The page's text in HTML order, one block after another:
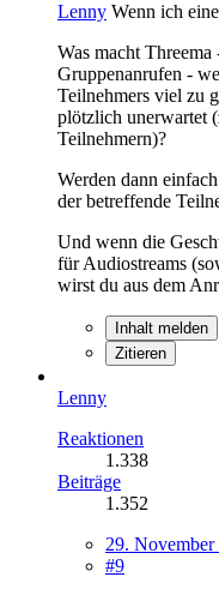
Lenny Wenn ich
Was macht
Gruppenanrufen -
Teilnehmers viel zu
plötzlich unerwartet
Teilnehmern)?
Werden dann
der betreffende
Und wenn die
für Audiostreams
wirst du aus dem
Inhalt melden
Zitieren
Lenny
Reaktionen
1.338
Beiträge
1.352
29.
#9